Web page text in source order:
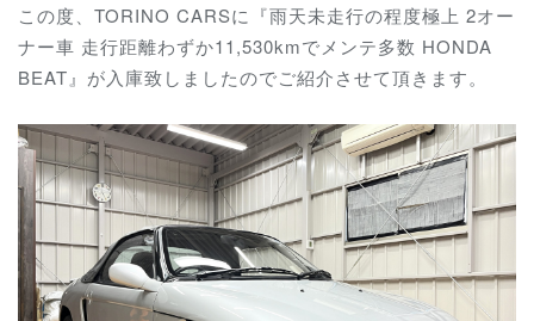
この度、TORINO CARSに『雨天未走行の程度極上 2オー
ナー車 走行距離わずか11,530kmでメンテ多数 HONDA
BEAT』が入庫致しましたのでご紹介させて頂きます。